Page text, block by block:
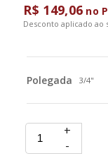
Ferramentas
Marcas
SUPER
R$ 149,06 no
Desconto aplicado ao
Polegada 3/4"
+
-